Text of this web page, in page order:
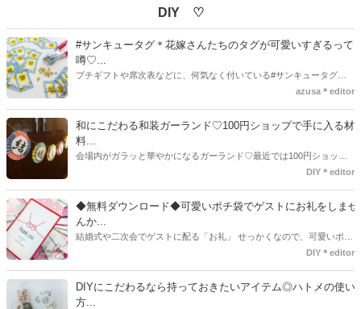
DIY ♡
#サンキュータグ＊花嫁さんたちのタグが可愛いすぎるって
噂♡...
プチギフトや席次表などに、何気なく付いている#サンキュータグ実
はほとんどの花嫁さんが手作りしてるってご存知でしたか！？あるの
ま、付いてた方が断然可愛い♡そんなプレ花嫁さんたちの#サンキュー
タグアイデア、探してみました♪
azusa＊editor
和にこだわる和装ガーランド♡100円ショップで手に入る材
料...
会場内がガラッと華やかになるガーランド♡最近では100円ショップ
で既に完成された物が販売されていたり、ネット上でダウンロードし
す。ダウンロードしたデザインを印刷する紙をこだわるプレ花嫁さん
も・・・♡紙質や柄などでガラッと印象が変わりますよね♪
DIY＊editor
◆無料ダウンロード◆可愛いポチ袋でゲストにお礼をしませ
んか...
結婚式や二次会でゲストに配る「お礼」 せっかくなので、可愛いポチ
袋で用意しませんか？今回の記事では無料でダウンロードできるデザ
ください。いつもStrawberryを読んで頂いているプレ花嫁さんのお手
伝いが少しでも出来れば嬉しいです♡
DIY＊editor
DIYにこだわるなら持っておきたいアイテム◎ハトメの使い
方...